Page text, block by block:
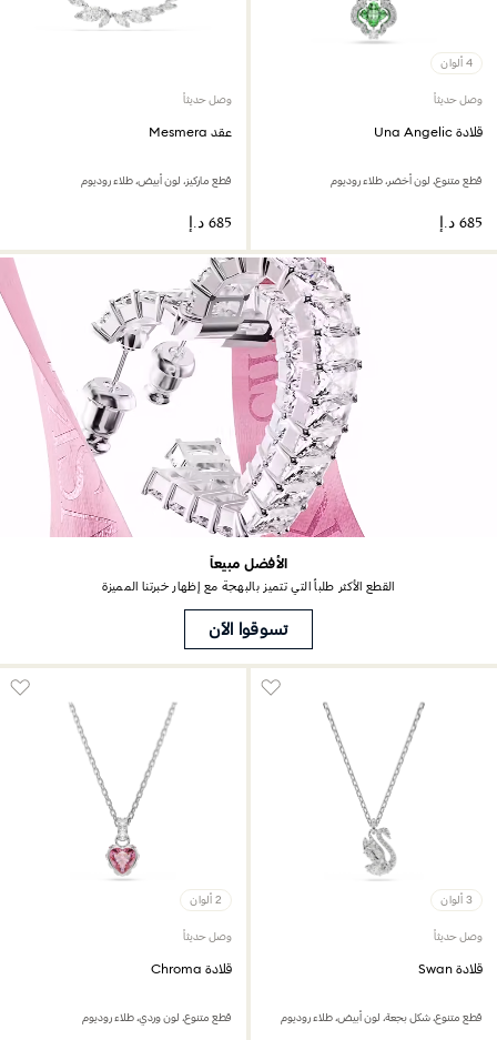
4 ألوان
وصل حديثاً
قلادة Una Angelic
قطع متنوع، لون أخضر، طلاء روديوم
وصل حديثاً
عقد Mesmera
قطع ماركيز، لون أبيض، طلاء روديوم
الأفضل مبيعاً
القطع الأكثر طلباُ التي تتميز بالبهجة مع إظهار خبرتنا المميزة
تسوقوا الآن
3 ألوان
وصل حديثاً
قلادة Swan
قطع متنوع، شكل بجعة، لون أبيض، طلاء روديوم
2 ألوان
وصل حديثاً
قلادة Chroma
قطع متنوع، لون وردي، طلاء روديوم